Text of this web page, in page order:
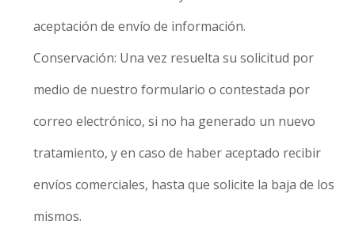
aceptación de envío de información.
Conservación: Una vez resuelta su solicitud por
medio de nuestro formulario o contestada por
correo electrónico, si no ha generado un nuevo
tratamiento, y en caso de haber aceptado recibir
envíos comerciales, hasta que solicite la baja de los
mismos.